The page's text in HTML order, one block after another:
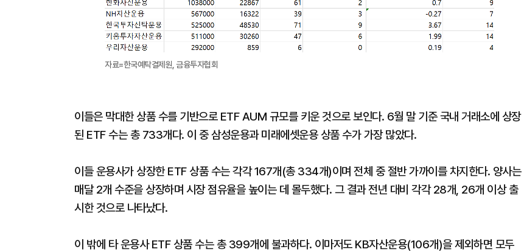
대
자료=한국예탁결제원, 금융투자협회
이들은 막대한 상품 수를 기반으로 ETF AUM 규모를 키운 것으로 보인다. 6월 말 기준 국내 거래소에 상장
된 ETF 수는 총 733개다. 이 중 삼성운용과 미래에셋운용 상품 수가 가장 많았다.
이들 운용사가 상장한 ETF 상품 수는 각각 167개(총 334개)이며 전체 중 절반 가까이를 차지한다. 양사는
매달 2개 수준을 상장하며 시장 점유율을 높이는 데 몰두했다. 그 결과 전년 대비 각각 28개, 26개 이상 출
시한 것으로 나타났다.
이 밖에 타 운용사 ETF 상품 수는 총 399개에 불과하다. 이마저도 KB자산운용(106개)을 제외하면 모두